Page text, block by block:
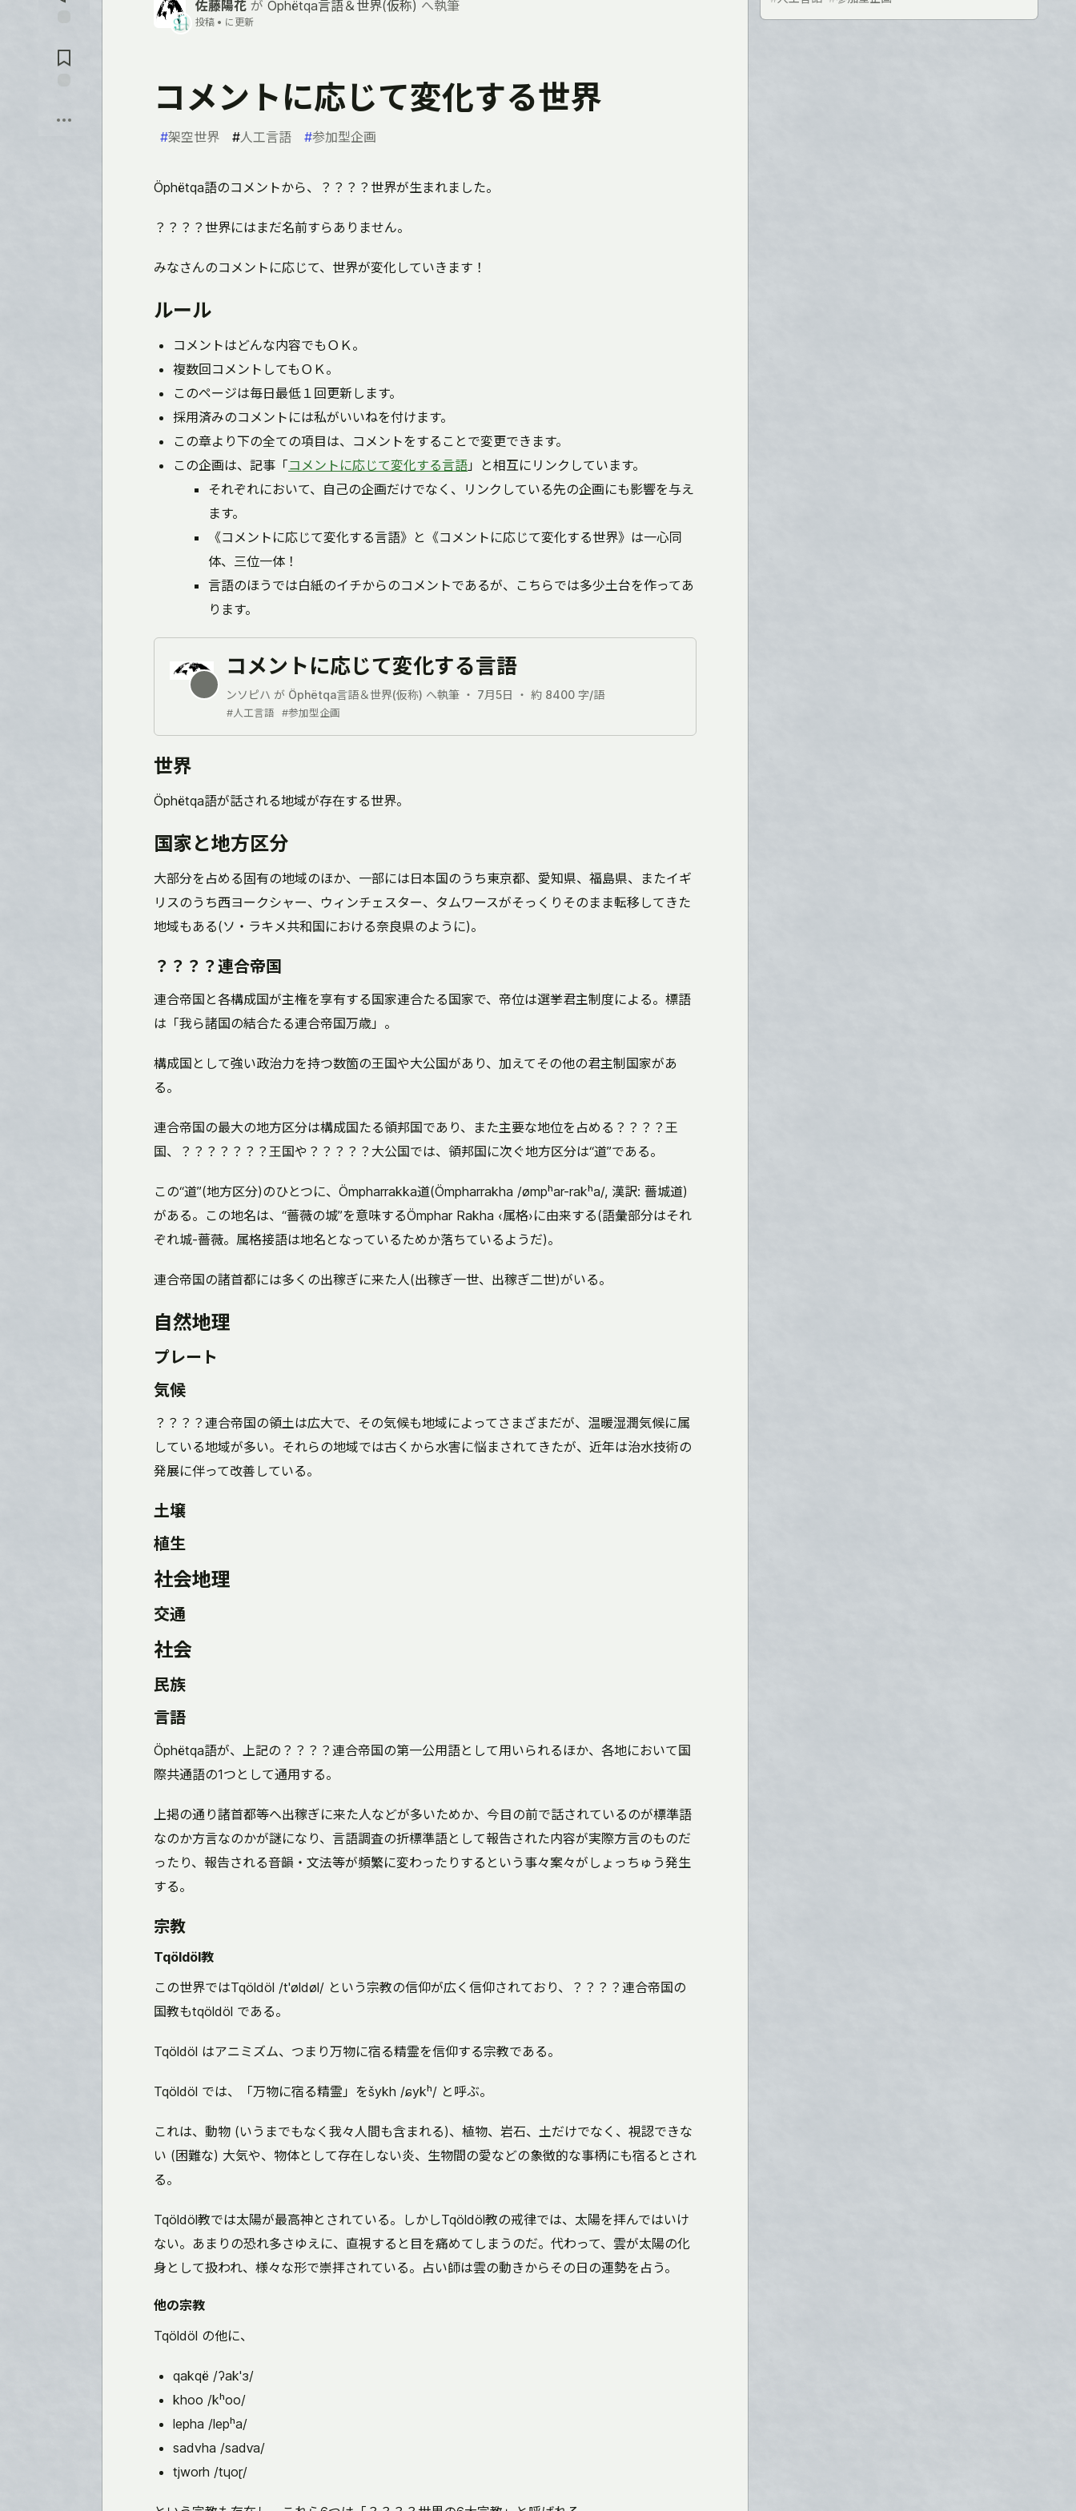
メ
ン
ぶ
佐藤陽花 が Öphëtqa言語＆世界(仮称) へ執筆
投稿 • に更新
コメントに応じて変化する世界
#架空世界 #人工言語 #参加型企画
Öphëtqa語のコメントから、？？？？世界が生まれました。
？？？？世界にはまだ名前すらありません。
みなさんのコメントに応じて、世界が変化していきます！
ルール
コメントはどんな内容でもＯＫ。
複数回コメントしてもＯＫ。
このページは毎日最低１回更新します。
採用済みのコメントには私がいいねを付けます。
この章より下の全ての項目は、コメントをすることで変更できます。
この企画は、記事「コメントに応じて変化する言語 」と相互にリンクしています。
それぞれにおいて、自己の企画だけでなく、リンクしている先の企画にも影響を与え
ます。
《コメントに応じて変化する言語》と《コメントに応じて変化する世界》は一心同
体、三位一体！
言語のほうでは白紙のイチからのコメントであるが、こちらでは多少土台を作ってあ
ります。
コメントに応じて変化する言語
ンソピハ が Öphëtqa言語＆世界(仮称) へ執筆 ・ 7月5日 ・ 約 8400 字/語
#人工言語 #参加型企画
世界
Öphëtqa語が話される地域が存在する世界。
国家と地方区分
大部分を占める固有の地域のほか、一部には日本国のうち東京都、愛知県、福島県、またイギ
リスのうち西ヨークシャー、ウィンチェスター、タムワースがそっくりそのまま転移してきた
地域もある(ソ・ラキメ共和国における奈良県のように)。
？？？？連合帝国
連合帝国と各構成国が主権を享有する国家連合たる国家で、帝位は選挙君主制度による。標語
は「我ら諸国の結合たる連合帝国万歳」。
構成国として強い政治力を持つ数箇の王国や大公国があり、加えてその他の君主制国家があ
る。
連合帝国の最大の地方区分は構成国たる領邦国であり、また主要な地位を占める？？？？王
国、？？？？？？？王国や？？？？？大公国では、領邦国に次ぐ地方区分は“道”である。
この“道”(地方区分)のひとつに、Ömpharrakka道(Ömpharrakha /ømpʰar-rakʰa/, 漢訳: 薔城道)
がある。この地名は、“薔薇の城”を意味するÖmphar Rakha ‹属格›に由来する(語彙部分はそれ
ぞれ城-薔薇。属格接語は地名となっているためか落ちているようだ)。
連合帝国の諸首都には多くの出稼ぎに来た人(出稼ぎ一世、出稼ぎ二世)がいる。
自然地理
プレート
気候
？？？？連合帝国の領土は広大で、その気候も地域によってさまざまだが、温暖湿潤気候に属
している地域が多い。それらの地域では古くから水害に悩まされてきたが、近年は治水技術の
発展に伴って改善している。
土壌
植生
社会地理
交通
社会
民族
言語
Öphëtqa語が、上記の？？？？連合帝国の第一公用語として用いられるほか、各地において国
際共通語の1つとして通用する。
上掲の通り諸首都等へ出稼ぎに来た人などが多いためか、今目の前で話されているのが標準語
なのか方言なのかが謎になり、言語調査の折標準語として報告された内容が実際方言のものだ
ったり、報告される音韻・文法等が頻繁に変わったりするという事々案々がしょっちゅう発生
する。
宗教
Tqöldöl教
この世界ではTqöldöl /t'øldøl/ という宗教の信仰が広く信仰されており、？？？？連合帝国の
国教もtqöldöl である。
Tqöldöl はアニミズム、つまり万物に宿る精霊を信仰する宗教である。
Tqöldöl では、「万物に宿る精霊」をšykh /ɕykʰ/ と呼ぶ。
これは、動物 (いうまでもなく我々人間も含まれる)、植物、岩石、土だけでなく、視認できな
い (困難な) 大気や、物体として存在しない炎、生物間の愛などの象徴的な事柄にも宿るとされ
る。
Tqöldöl教では太陽が最高神とされている。しかしTqöldöl教の戒律では、太陽を拝んではいけ
ない。あまりの恐れ多さゆえに、直視すると目を痛めてしまうのだ。代わって、雲が太陽の化
身として扱われ、様々な形で崇拝されている。占い師は雲の動きからその日の運勢を占う。
他の宗教
Tqöldöl の他に、
qakqë /ʔak'ɜ/
khoo /kʰoo/
lepha /lepʰa/
sadvha /sadⱱa/
tjworh /tɥoɽ/